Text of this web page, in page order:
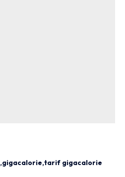
gigacalorie tarif gigacalorie